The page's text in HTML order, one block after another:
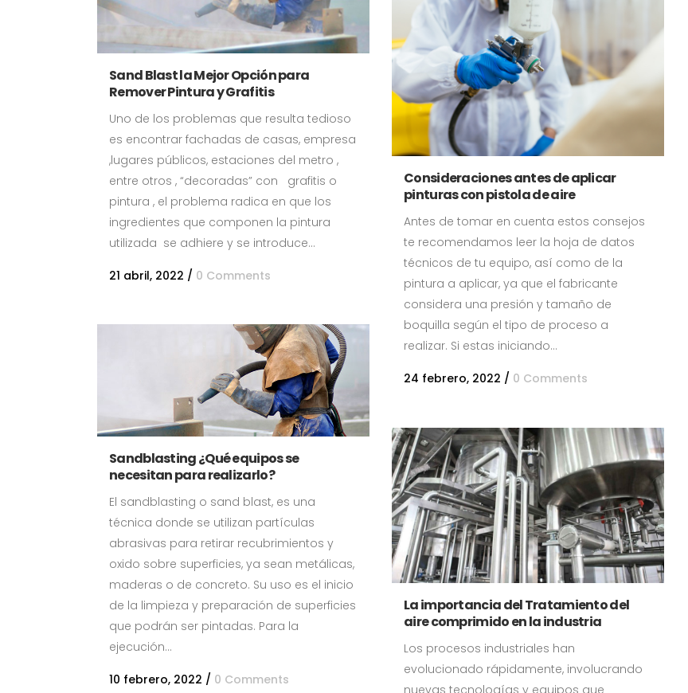
Sand Blast la Mejor Opción para
Remover Pintura y Grafitis
Uno de los problemas que resulta tedioso
es encontrar fachadas de casas, empresa
,lugares públicos, estaciones del metro ,
entre otros , “decoradas” con grafitis o
pintura , el problema radica en que los
ingredientes que componen la pintura
utilizada se adhiere y se introduce...
21 abril, 2022 / 0 Comments
Consideraciones antes de aplicar
pinturas con pistola de aire
Antes de tomar en cuenta estos consejos
te recomendamos leer la hoja de datos
técnicos de tu equipo, así como de la
pintura a aplicar, ya que el fabricante
considera una presión y tamaño de
boquilla según el tipo de proceso a
realizar. Si estas iniciando...
24 febrero, 2022 / 0 Comments
Sandblasting ¿Qué equipos se
necesitan para realizarlo?
El sandblasting o sand blast, es una
técnica donde se utilizan partículas
abrasivas para retirar recubrimientos y
oxido sobre superficies, ya sean metálicas,
maderas o de concreto. Su uso es el inicio
de la limpieza y preparación de superficies
que podrán ser pintadas. Para la
ejecución...
10 febrero, 2022 / 0 Comments
La importancia del Tratamiento del
aire comprimido en la industria
Los procesos industriales han
evolucionado rápidamente, involucrando